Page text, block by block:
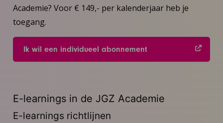
Academie? Voor € 149,- per kalenderjaar heb je
toegang.
Ik wil een individueel abonnement
E-learnings in de JGZ Academie
E-learnings richtlijnen